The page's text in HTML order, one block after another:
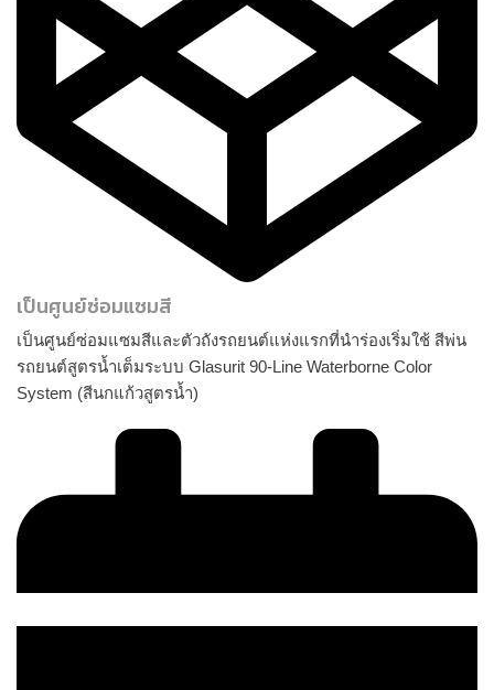
เป็นศูนย์ซ่อมแซมสี
เป็นศูนย์ซ่อมแซมสีและตัวถังรถยนต์แห่งแรกที่นำร่องเริ่มใช้ สีพ่น
รถยนต์สูตรน้ำเต็มระบบ Glasurit 90-Line Waterborne Color
System (สีนกแก้วสูตรน้ำ)